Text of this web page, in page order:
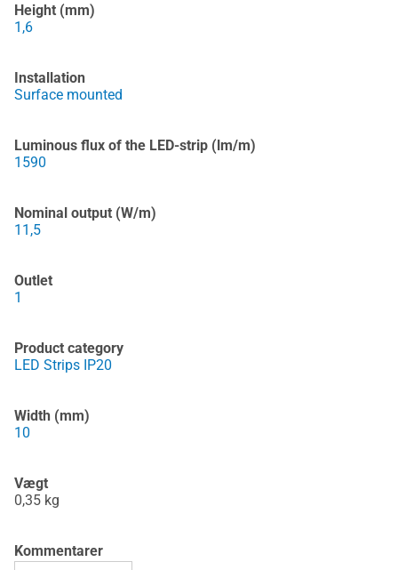
Height (mm)
1,6
Installation
Surface mounted
Luminous flux of the LED-strip (lm/m)
1590
Nominal output (W/m)
11,5
Outlet
1
Product category
LED Strips IP20
Width (mm)
10
Vægt
0,35 kg
Kommentarer